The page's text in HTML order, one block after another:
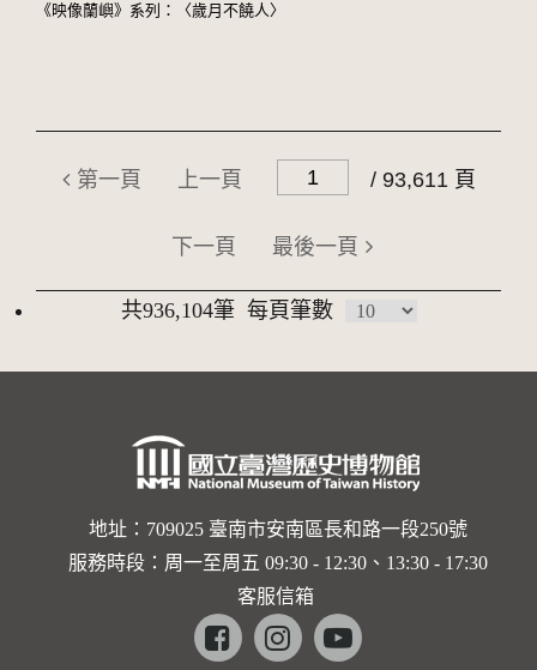
《映像蘭嶼》系列：〈歲月不饒人〉
第一頁 上一頁 / 93,611 頁
下一頁 最後一頁
共936,104筆 每頁筆數
地址：709025 臺南市安南區長和路一段250號
服務時段：周一至周五 09:30 - 12:30、13:30 - 17:30
客服信箱
Facebookinstagramyoutube